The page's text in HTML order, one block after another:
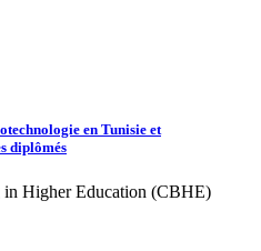
en Tunisie et
diplômés
Higher Education (CBHE)